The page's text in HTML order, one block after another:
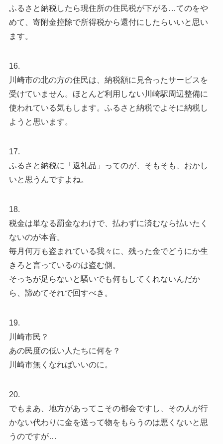
ふるさと納税したら現住所の住民税が下がる…てのをや
めて、寄附金控除で所得税から還付にしたらいいと思い
ます。
16.
川崎市の北の方の住民は、納税額に見合ったサービスを
受けていません。ほとんど利用しない川崎駅周辺整備に
使われている気もします。ふるさと納税でよそに納税し
ようと思います。
17.
ふるさと納税に「返礼品」ってのが、そもそも、おかし
いと思うんですよね。
18.
税金は単なる罰金なわけで、払わずに済むなら払いたく
ないのが本音。
毎月何万も盗まれている我々に、残った金でどうにか生
きろと言っているのは盗む側。
そっちが足らないと騒いでも何もしてくれないんだか
ら、諦めてそれで回すべき。
19.
川崎市民？
あの民度の低い人たちに何を？
川崎市無くなればいいのに。
20.
でもまあ、地方があってこその都会ですし、その人が行
かない代わりに金を送って物をもらうのは悪くないと思
うのですが…